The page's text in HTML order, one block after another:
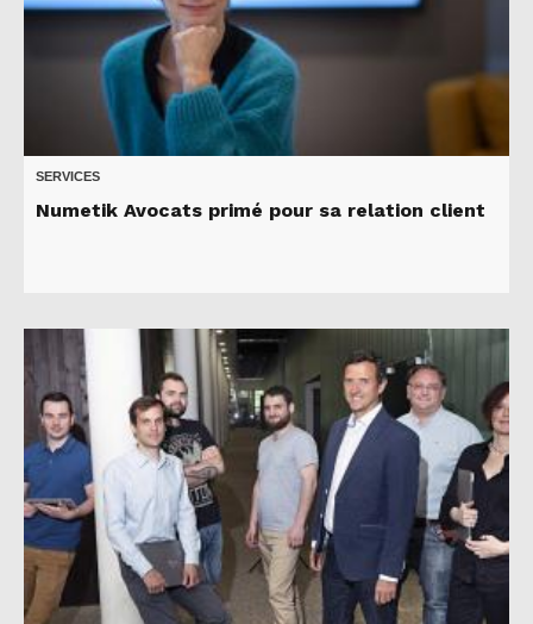
SERVICES
Numetik Avocats primé pour sa relation client